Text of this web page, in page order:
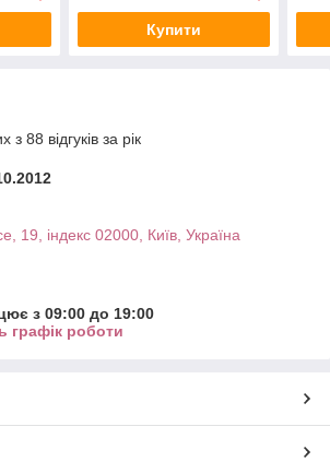
Купити
з 88 відгуків за рік
19, індекс 02000, Київ, Україна
з 09:00 до 19:00
графік роботи